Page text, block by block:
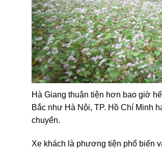
Hà Giang thuận tiện hơn bao giờ
Bắc như Hà Nội, TP. Hồ Chí Minh
chuyển.
Xe khách là phương tiện phổ biến